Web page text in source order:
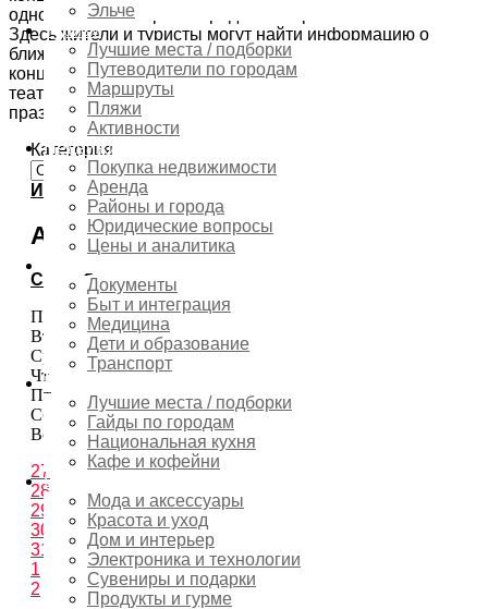
Эльче
Туризм
Лучшие места / подборки
Путеводители по городам
Маршруты
Пляжи
Активности
Недвижимость
Покупка недвижимости
Аренда
Районы и города
Юридические вопросы
Цены и аналитика
Документы
Быт и интеграция
Медицина
Дети и образование
Транспорт
Гастрономия
Лучшие места / подборки
Гайды по городам
Национальная кухня
Кафе и кофейни
Шопинг
Мода и аксессуары
Красота и уход
Дом и интерьер
Электроника и технологии
Сувениры и подарки
Продукты и гурме
одном из самых ярких городов побережья Коста-Бланка.
Здесь жители и туристы могут найти информацию о
ближайших событиях в Бенидорме: музыкальных
концертах, гастрономических фестивалях, ярмарках,
театральных постановках, семейных мероприятиях и
праздниках.
Категория
Июль
Август 2026
Сентябрь
Пн
Вт
Ср
Чт
Пт
Сб
Вс
27
28
29
30
31
1
2